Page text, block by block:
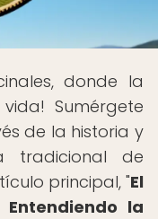
donde la
Sumérgete
de la historia y
tradicional de
principal, "El
la